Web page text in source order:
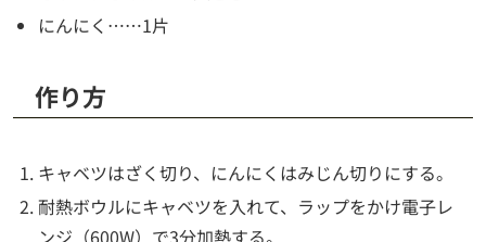
にんにく……1片
作り方
キャベツはざく切り、にんにくはみじん切りにする。
耐熱ボウルにキャベツを入れて、ラップをかけ電子レ